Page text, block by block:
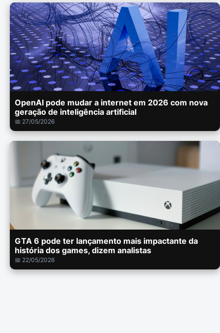
OpenAI pode mudar a internet em 2026 com nova
geração de inteligência artificial
📅 27/05/2026
GTA 6 pode ter lançamento mais impactante da
história dos games, dizem analistas
📅 22/05/2026